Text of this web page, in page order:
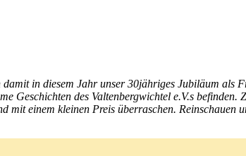
in diesem Jahr unser 30jähriges Jubiläum als
Geschichten des Valtenbergwichtel e.V.s
mit einem kleinen Preis überraschen. Reinschauen